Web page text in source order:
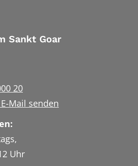
Sankt Goar
20
Mail senden
Uhr